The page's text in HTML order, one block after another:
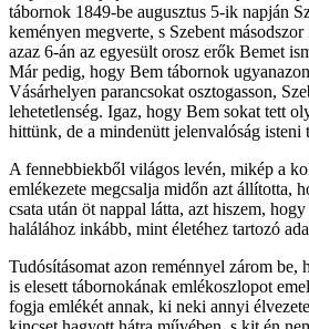
tábornok 1849-be augusztus 5-ik napján
keményen megverte, s Szebent másodszor
azaz 6-án az egyesült orosz erők Bemet
Már pedig, hogy Bem tábornok
Vásárhelyen parancsokat osztogasson,
lehetetlenség. Igaz, hogy Bem sokat tett
hittünk, de a mindenütt jelenvalóság isteni
A fennebbiekből világos levén, mikép a
emlékezete megcsalja midőn azt állította,
csata után öt nappal látta, azt hiszem,
halálához inkább, mint életéhez tartozó
Tudósításomat azon reménnyel zárom be,
is elesett tábornokának emlékoszlopot
fogja emlékét annak, ki neki annyi